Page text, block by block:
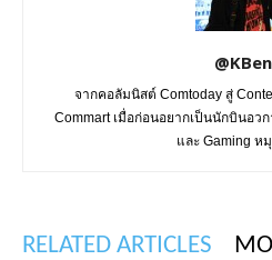
จากคอลัมนิสต์ Comtoday สู่
Commart เมื่อก่อนอยากเป็นนักบินอว
และ Gaming ห
RELATED ARTICLES